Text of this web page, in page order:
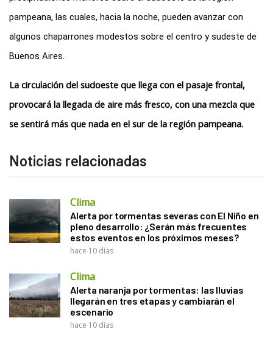
pampeana, las cuales, hacia la noche, pueden avanzar con
algunos chaparrones modestos sobre el centro y sudeste de
Buenos Aires.
La circulación del sudoeste que llega con el pasaje frontal,
provocará la llegada de aire más fresco, con una mezcla que
se sentirá más que nada en el sur de la región pampeana.
Noticias relacionadas
Clima
Alerta por tormentas severas con El Niño en
pleno desarrollo: ¿Serán más frecuentes
estos eventos en los próximos meses?
hace 10 días
Clima
Alerta naranja por tormentas: las lluvias
llegarán en tres etapas y cambiarán el
escenario
hace 10 días